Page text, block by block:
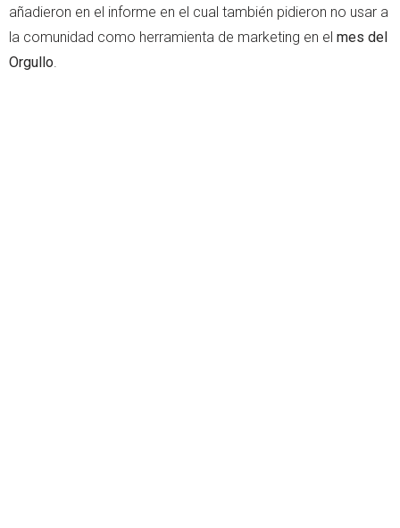
añadieron en el informe en el cual también pidieron no usar a
la comunidad como herramienta de marketing en el mes del
Orgullo.